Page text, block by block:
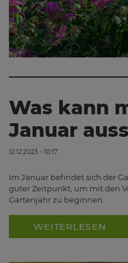
Was kann
Januar
12.12.2023 - 10:17
Im Januar befindet sich der
guter Zeitpunkt, um mit den
Gartenjahr zu beginnen.
WEITERLESEN